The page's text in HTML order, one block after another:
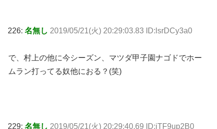
226: 名無し 2019/05/21(火) 20:29:03.83 ID:lsrDCy3a0
で、村上の他に今シーズン、マツダ甲子園ナゴドでホー
ムラン打ってる奴他におる？(笑)
229: 名無し 2019/05/21(火) 20:29:40.69 ID:iTF9up2B0